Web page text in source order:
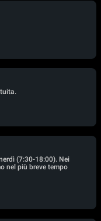
(7:30-18:00). Nei
nel più breve tempo